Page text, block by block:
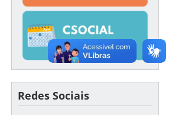
Redes Sociais